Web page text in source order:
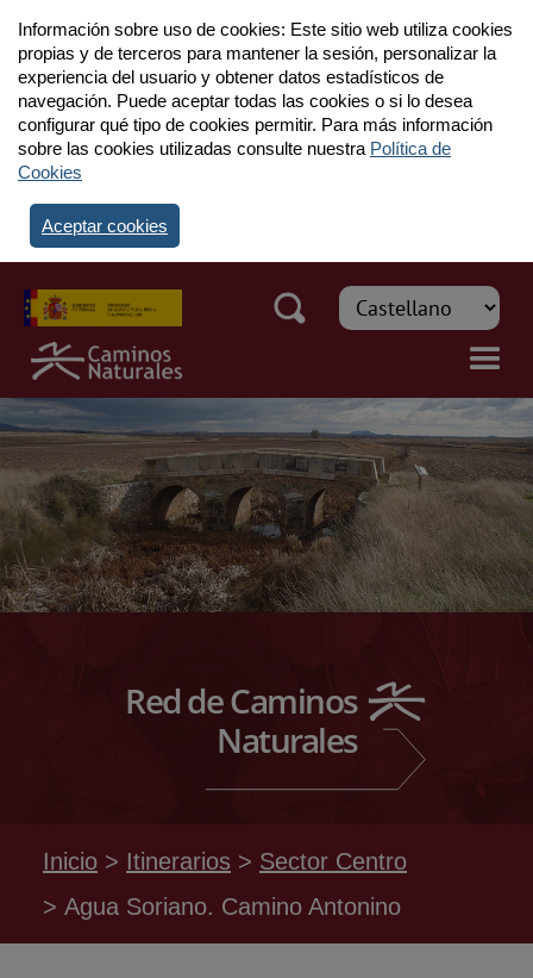
Información sobre uso de cookies: Este sitio web utiliza cookies
propias y de terceros para mantener la sesión, personalizar la
experiencia del usuario y obtener datos estadísticos de
navegación. Puede aceptar todas las cookies o si lo desea
configurar qué tipo de cookies permitir. Para más información
sobre las cookies utilizadas consulte nuestra Política de
Cookies
Aceptar cookies
Red de Caminos
Naturales
Inicio Itinerarios
Sector Centro
Agua Soriano. Camino Antonino